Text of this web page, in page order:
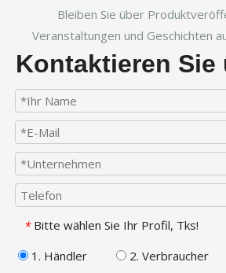
Bleiben Sie über
Veranstaltungen und Geschichten
Kontaktieren Sie
* Bitte wählen Sie Ihr Profil, Tks!
1. Händler
2. Verbraucher